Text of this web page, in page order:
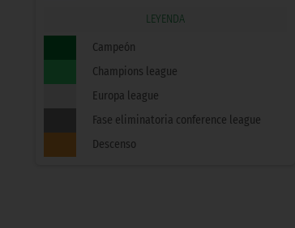
LEYENDA
Campeón
Champions league
Europa league
Fase eliminatoria conference league
Descenso